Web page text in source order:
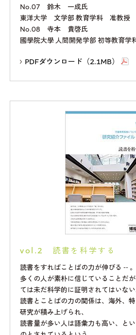
No.07 鈴木 一成氏
東洋大学 文学部 教育学科 准教授
No.08 寺本 貴啓氏
國學院大學 人間開発学部 初等教育学
PDFダウンロード（2.1MB）
vol.2 読書を科学する
読書をすればことばの力が伸びる -- 。
多くの人が素朴に信じていることだ
ては未だ科学的に証明されてはいない
読書とことばの力の関係は、海外、
研究が積み上げられ、
読書量が多い人は語彙力も高い、と